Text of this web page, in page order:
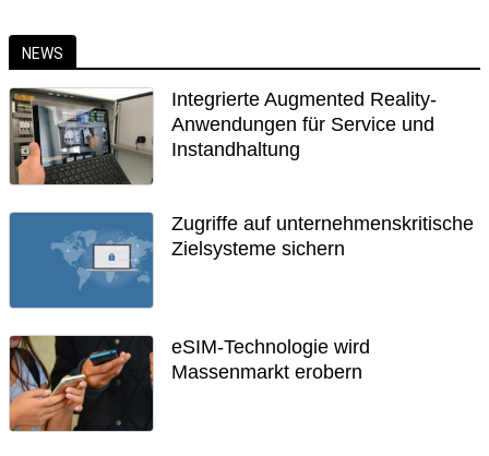
NEWS
Integrierte Augmented Reality-
Anwendungen für Service und
Instandhaltung
Zugriffe auf unternehmenskritische
Zielsysteme sichern
eSIM-Technologie wird
Massenmarkt erobern